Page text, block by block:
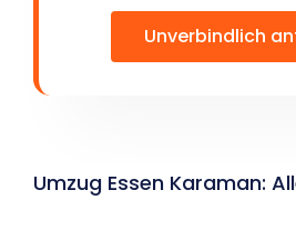
Unverbindlich
Umzug Essen Karaman: